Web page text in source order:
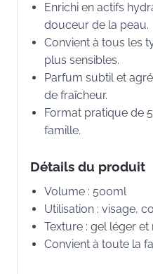
Enrichi en actifs
douceur de la peau.
Convient à tous les
plus sensibles.
Parfum subtil et
de fraîcheur.
Format pratique de
famille.
Détails du produit
Volume : 500ml
Utilisation : visage,
Texture : gel léger
Convient à toute la